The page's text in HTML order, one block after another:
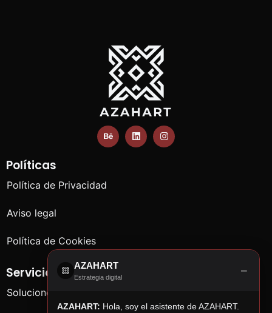
Políticas
Política de Privacidad
Aviso legal
Política de Cookies
Servicios
Soluciones para empresas
AZAHART
Estrategia digital −
AZAHART: Hola, soy el asistente de AZAHART.